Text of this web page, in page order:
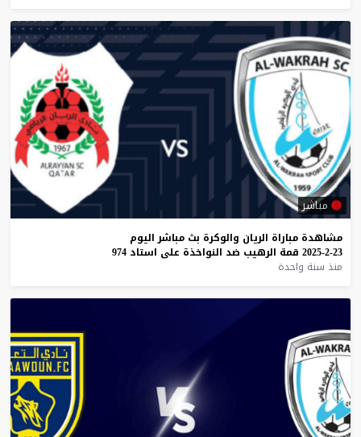
مباشر
مشاهدة مباراة الريان والوكرة بث مباشر اليوم
23-2-2025
قمة الرهيب ضد النواخذة على استاد 974
منذ سنة واحدة